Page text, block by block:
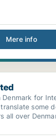
Mere info
for
some
all over